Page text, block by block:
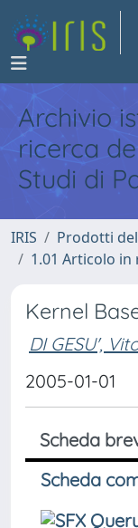
Archivio
ricerca
Studi di
IRIS Prodotti
1.01 Articolo in
Kernel
DI GESU',
2005-01-01
Scheda
Scheda